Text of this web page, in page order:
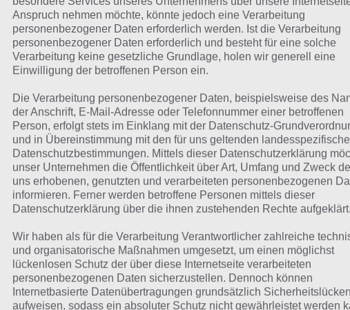
Bei dieser Lösung handelt es sich um das tägliche Bonus
wir noch die Links beispielsweise zum täglichen Rätsel und
Tägliches Rätsel:Zur Lösung vom 16.1.2020
Rätsel aus dem Jahr 2019: Schau mal, was vor einem Jahr,
gesucht war
Zur Übersicht:4 Bilder 1 Wort Lösungen zu Norwegen im
Anspruch nehmen möchte, könnte jedoch eine Verarbeitung
personenbezogener Daten erforderlich werden. Ist die Verarbeitung
personenbezogener Daten erforderlich und besteht für eine solche
Verarbeitung keine gesetzliche Grundlage, holen wir generell eine
Einwilligung der betroffenen Person ein.
Die Verarbeitung personenbezogener Daten, beispielsweise des
der Anschrift, E-Mail-Adresse oder Telefonnummer einer betroffenen
Person, erfolgt stets im Einklang mit der Datenschutz-
und in Übereinstimmung mit den für uns geltenden
Datenschutzbestimmungen. Mittels dieser Datenschutzerklärung
unser Unternehmen die Öffentlichkeit über Art, Umfang und Zweck
uns erhobenen, genutzten und verarbeiteten personenbezogenen
informieren. Ferner werden betroffene Personen mittels dieser
Datenschutzerklärung über die ihnen zustehenden Rechte aufgeklärt.
Wir haben als für die Verarbeitung Verantwortlicher zahlreiche
und organisatorische Maßnahmen umgesetzt, um einen möglichst
lückenlosen Schutz der über diese Internetseite verarbeiteten
personenbezogenen Daten sicherzustellen. Dennoch können
Internetbasierte Datenübertragungen grundsätzlich Sicherheitslücken
aufweisen, sodass ein absoluter Schutz nicht gewährleistet werden